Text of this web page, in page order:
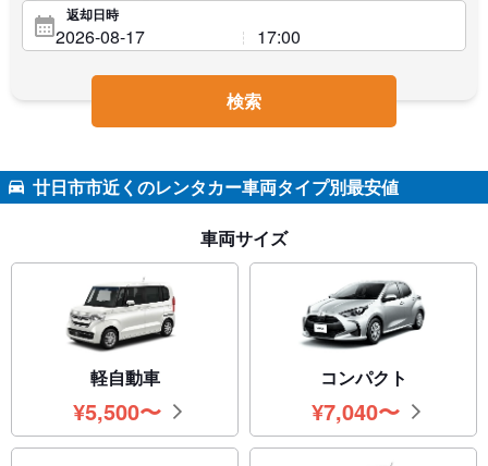
返却日時
検索
廿日市市近くのレンタカー車両タイプ別最安値
車両サイズ
軽自動車
¥5,500円
〜
コンパクト
¥7,040円
〜